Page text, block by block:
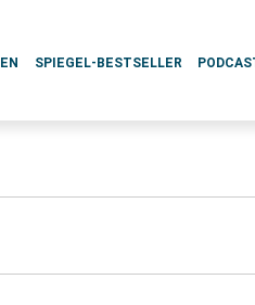
SPIEGEL-BESTSELLER